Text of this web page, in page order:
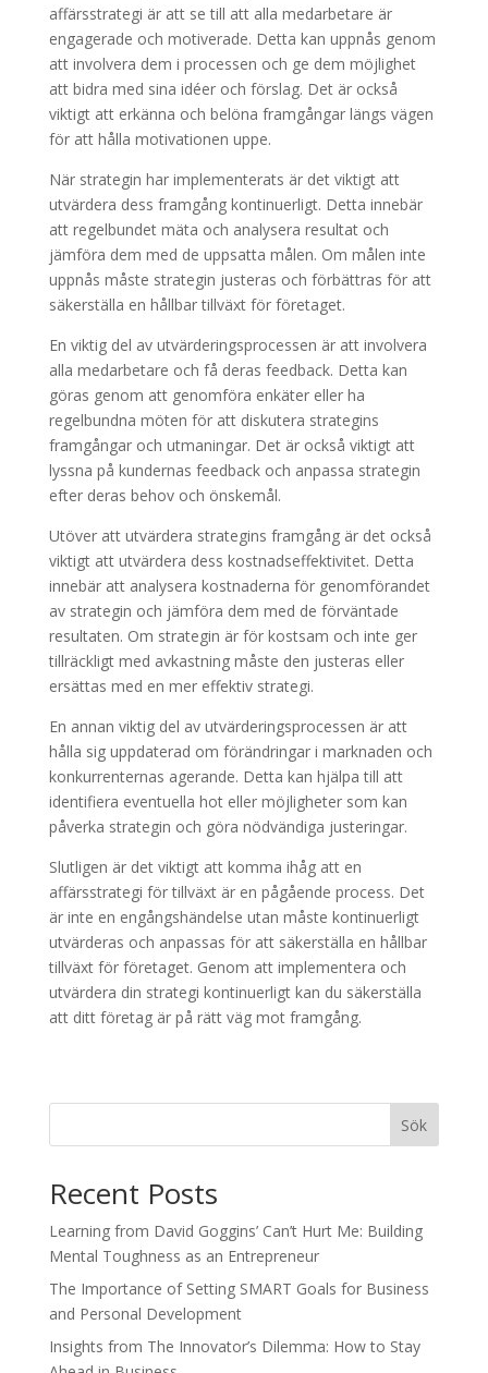
affärsstrategi är att se till att alla medarbetare är
engagerade och motiverade. Detta kan uppnås genom
att involvera dem i processen och ge dem möjlighet
att bidra med sina idéer och förslag. Det är också
viktigt att erkänna och belöna framgångar längs vägen
för att hålla motivationen uppe.
När strategin har implementerats är det viktigt att
utvärdera dess framgång kontinuerligt. Detta innebär
att regelbundet mäta och analysera resultat och
jämföra dem med de uppsatta målen. Om målen inte
uppnås måste strategin justeras och förbättras för att
säkerställa en hållbar tillväxt för företaget.
En viktig del av utvärderingsprocessen är att involvera
alla medarbetare och få deras feedback. Detta kan
göras genom att genomföra enkäter eller ha
regelbundna möten för att diskutera strategins
framgångar och utmaningar. Det är också viktigt att
lyssna på kundernas feedback och anpassa strategin
efter deras behov och önskemål.
Utöver att utvärdera strategins framgång är det också
viktigt att utvärdera dess kostnadseffektivitet. Detta
innebär att analysera kostnaderna för genomförandet
av strategin och jämföra dem med de förväntade
resultaten. Om strategin är för kostsam och inte ger
tillräckligt med avkastning måste den justeras eller
ersättas med en mer effektiv strategi.
En annan viktig del av utvärderingsprocessen är att
hålla sig uppdaterad om förändringar i marknaden och
konkurrenternas agerande. Detta kan hjälpa till att
identifiera eventuella hot eller möjligheter som kan
påverka strategin och göra nödvändiga justeringar.
Slutligen är det viktigt att komma ihåg att en
affärsstrategi för tillväxt är en pågående process. Det
är inte en engångshändelse utan måste kontinuerligt
utvärderas och anpassas för att säkerställa en hållbar
tillväxt för företaget. Genom att implementera och
utvärdera din strategi kontinuerligt kan du säkerställa
att ditt företag är på rätt väg mot framgång.
Sök
Recent Posts
Learning from David Goggins’ Can’t Hurt Me: Building
Mental Toughness as an Entrepreneur
The Importance of Setting SMART Goals for Business
and Personal Development
Insights from The Innovator’s Dilemma: How to Stay